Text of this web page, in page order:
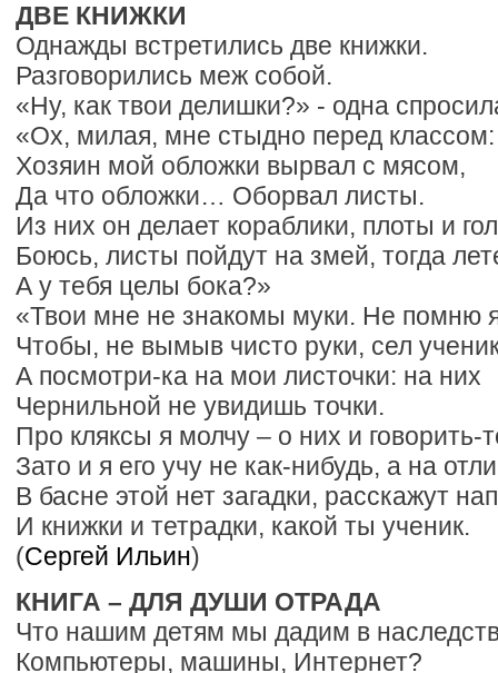
ДВЕ КНИЖКИ
Однажды встретились две книжки.
Разговорились меж собой.
«Ну, как твои делишки?» - одна
«Ох, милая, мне стыдно перед классом:
Хозяин мой обложки вырвал с мясом,
Да что обложки… Оборвал листы.
Из них он делает кораблики, плоты и
Боюсь, листы пойдут на змей, тогда
А у тебя целы бока?»
«Твои мне не знакомы муки. Не помню я
Чтобы, не вымыв чисто руки, сел
А посмотри-ка на мои листочки: на них
Чернильной не увидишь точки.
Про кляксы я молчу – о них и говорить-
Зато и я его учу не как-нибудь, а на
В басне этой нет загадки, расскажут
И книжки и тетрадки, какой ты ученик.
(Сергей Ильин)
КНИГА – ДЛЯ ДУШИ ОТРАДА
Что нашим детям мы дадим в
Компьютеры, машины, Интернет?